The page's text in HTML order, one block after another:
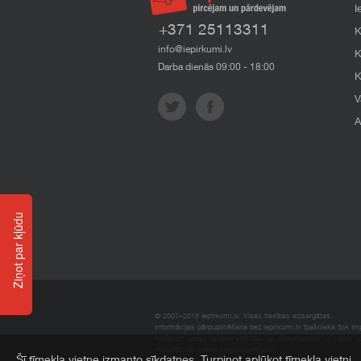
+371 25113311
info@iepirkumi.lv
Darba dienās 09:00 - 18:00
© 2007–2018 Iepirkumi.lv. Visas tiesības aizsargātas.
Informācijas pārpublicēšana bez iepirkumi.lv īpašnieka SIA
Ziņot par kļūdu